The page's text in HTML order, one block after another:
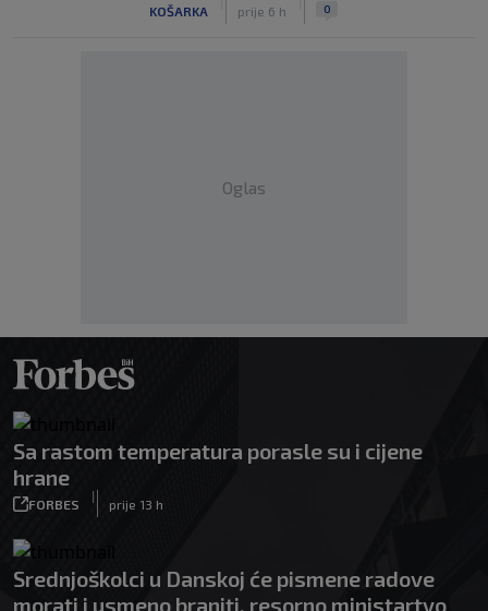
KOŠARKA prije 6 h 0
Oglas
Sa rastom temperatura porasle su i cijene
hrane
FORBES
|
prije 13 h
Srednjoškolci u Danskoj će pismene radove
morati i usmeno braniti, resorno ministartvo